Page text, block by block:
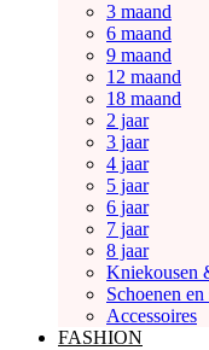
3 maand
6 maand
9 maand
12 maand
18 maand
2 jaar
3 jaar
4 jaar
5 jaar
6 jaar
7 jaar
8 jaar
Kniekousen
Schoenen en
Accessoires
FASHION